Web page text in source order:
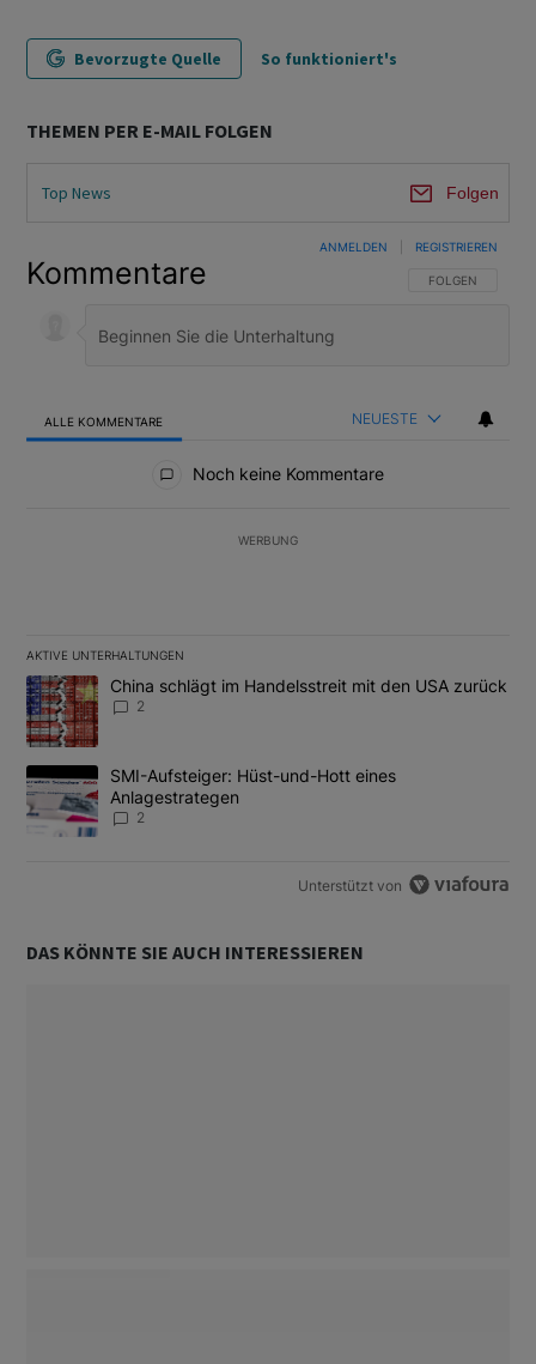
Bevorzugte Quelle So funktioniert's
THEMEN PER E-MAIL FOLGEN
Top News Folgen
Kommentare FOLGE DIESER
FOLGEN
ANMELDEN REGISTRIEREN
ALLE KOMMENTARE NEUESTE
Noch keine Kommentare
WERBUNG
AKTIVE UNTERHALTUNGEN
Das Folgende ist eine Liste der am meisten kommentierten
Ein Trendartikel mit dem Titel "China schlägt im Handelsstreit
China schlägt im Handelsstreit mit den USA zurück
2
Ein Trendartikel mit dem Titel "SMI-Aufsteiger: Hüst-und-Hott
SMI-Aufsteiger: Hüst-und-Hott eines
Anlagestrategen
2
Unterstützt von
DAS KÖNNTE SIE AUCH INTERESSIEREN